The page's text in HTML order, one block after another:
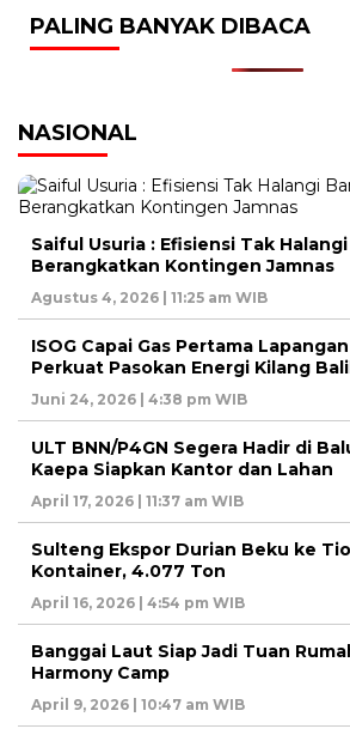
PALING BANYAK DIBACA
NASIONAL
Saiful Usuria : Efisiensi Tak
Berangkatkan Kontingen Jamnas
Agustus 4, 2026 | 11:25 am WIB
ISOG Capai Gas Pertama
Perkuat Pasokan Energi Kilang
Juni 24, 2026 | 4:38 pm WIB
ULT BNN/P4GN Segera Hadir di
Kaepa Siapkan Kantor dan Lahan
April 17, 2026 | 11:37 am WIB
Sulteng Ekspor Durian Beku ke
Kontainer, 4.077 Ton
April 16, 2026 | 4:54 pm WIB
Banggai Laut Siap Jadi Tuan
Harmony Camp
April 9, 2026 | 10:47 am WIB